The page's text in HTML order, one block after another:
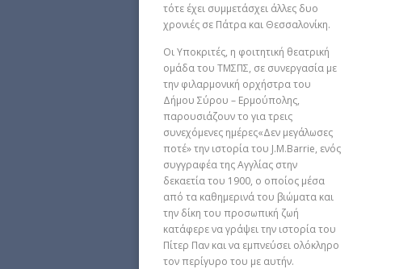
τότε έχει συμμετάσχει άλλες δυο
χρονιές σε Πάτρα και Θεσσαλονίκη.
Οι Υποκριτές, η φοιτητική θεατρική
ομάδα του ΤΜΣΠΣ, σε συνεργασία με
την φιλαρμονική ορχήστρα του
Δήμου Σύρου – Ερμούπολης,
παρουσιάζουν το για τρεις
συνεχόμενες ημέρες«Δεν μεγάλωσες
ποτέ» την ιστορία του J.M.Barrie, ενός
συγγραφέα της Αγγλίας στην
δεκαετία του 1900, ο οποίος μέσα
από τα καθημερινά του βιώματα και
την δίκη του προσωπική ζωή
κατάφερε να γράψει την ιστορία του
Πίτερ Παν και να εμπνεύσει ολόκληρο
τον περίγυρο του με αυτήν.